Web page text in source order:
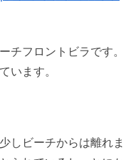
チフロントビラです。
います。
しビーチからは離れま